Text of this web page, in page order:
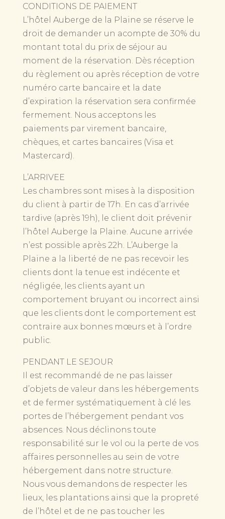
CONDITIONS DE PAIEMENT
L’hôtel Auberge de la Plaine se réserve le
droit de demander un acompte de 30% du
montant total du prix de séjour au
moment de la réservation. Dès réception
du règlement ou après réception de votre
numéro carte bancaire et la date
d’expiration la réservation sera confirmée
fermement. Nous acceptons les
paiements par virement bancaire,
chèques, et cartes bancaires (Visa et
Mastercard).
L’ARRIVEE
Les chambres sont mises à la disposition
du client à partir de 17h. En cas d’arrivée
tardive (après 19h), le client doit prévenir
l’hôtel Auberge la Plaine. Aucune arrivée
n’est possible après 22h. L’Auberge la
Plaine a la liberté de ne pas recevoir les
clients dont la tenue est indécente et
négligée, les clients ayant un
comportement bruyant ou incorrect ainsi
que les clients dont le comportement est
contraire aux bonnes mœurs et à l’ordre
public.
PENDANT LE SEJOUR
Il est recommandé de ne pas laisser
d’objets de valeur dans les hébergements
et de fermer systématiquement à clé les
portes de l’hébergement pendant vos
absences. Nous déclinons toute
responsabilité sur le vol ou la perte de vos
affaires personnelles au sein de votre
hébergement dans notre structure.
Nous vous demandons de respecter les
lieux, les plantations ainsi que la propreté
de l’hôtel et de ne pas toucher les